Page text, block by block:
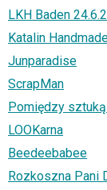
LKH Baden
Katalin
Junparadise
ScrapMan
Pomiędzy sztuką
LOOKarna
Beedeebabee
Rozkoszna Pani